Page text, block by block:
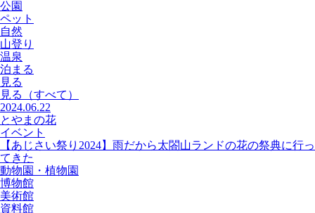
公園
ペット
自然
山登り
温泉
泊まる
見る
見る
（すべて）
2024.06.22
とやまの花
イベント
【あじさい祭り2024】雨だから太閤山ランドの花の祭典に行っ
てきた
動物園・植物園
博物館
美術館
資料館